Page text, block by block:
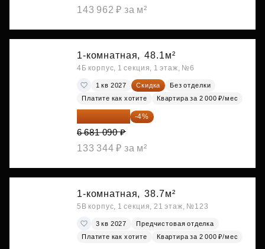
143 962 ₽ за м²
1-комнатная, 48.1м²
4Б корпус, 1 секция, 1 этаж, №6
1 кв 2027 Скидка
Без отделки
Платите как хотите
Квартира за 2 000 ₽/мес
-4%
6 681 090 ₽
133 344 ₽ за м²
1-комнатная, 38.7м²
5В корпус, 1 секция, 21 этаж, №123
3 кв 2027
Предчистовая отделка
Платите как хотите
Квартира за 2 000 ₽/мес